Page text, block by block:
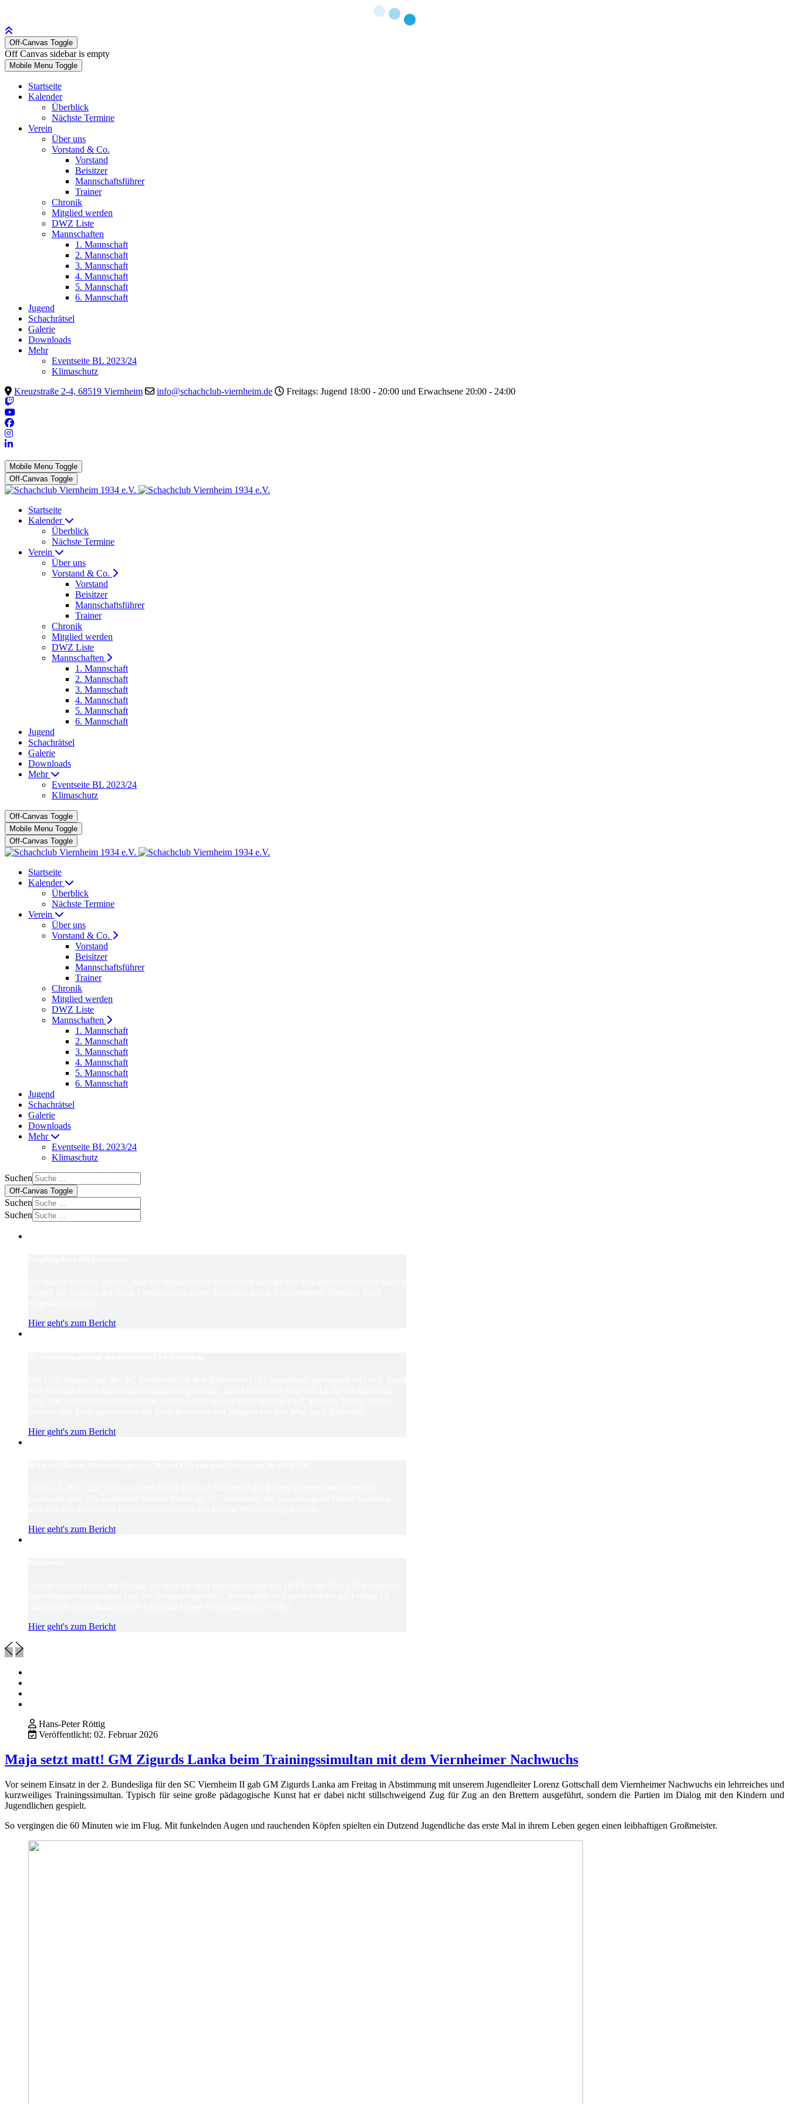
Off-Canvas Toggle
Off Canvas sidebar is empty
Mobile Menu Toggle
Startseite
Kalender
Überblick
Nächste Termine
Verein
Über uns
Vorstand & Co.
Vorstand
Beisitzer
Mannschaftsführer
Trainer
Chronik
Mitglied werden
DWZ Liste
Mannschaften
1. Mannschaft
2. Mannschaft
3. Mannschaft
4. Mannschaft
5. Mannschaft
6. Mannschaft
Jugend
Schachrätsel
Galerie
Downloads
Mehr
Eventseite BL 2023/24
Klimaschutz
Kreuzstraße 2-4, 68519 Viernheim
info@schachclub-viernheim.de Freitags: Jugend 18:00 - 20:00 und Erwachsene 20:00 - 24:00
Mobile Menu Toggle
Off-Canvas Toggle
Startseite
Kalender
Überblick
Nächste Termine
Verein
Über uns
Vorstand & Co.
Vorstand
Beisitzer
Mannschaftsführer
Trainer
Chronik
Mitglied werden
DWZ Liste
Mannschaften
1. Mannschaft
2. Mannschaft
3. Mannschaft
4. Mannschaft
5. Mannschaft
6. Mannschaft
Jugend
Schachrätsel
Galerie
Downloads
Mehr
Eventseite BL 2023/24
Klimaschutz
Off-Canvas Toggle
Mobile Menu Toggle
Off-Canvas Toggle
Startseite
Kalender
Überblick
Nächste Termine
Verein
Über uns
Vorstand & Co.
Vorstand
Beisitzer
Mannschaftsführer
Trainer
Chronik
Mitglied werden
DWZ Liste
Mannschaften
1. Mannschaft
2. Mannschaft
3. Mannschaft
4. Mannschaft
5. Mannschaft
6. Mannschaft
Jugend
Schachrätsel
Galerie
Downloads
Mehr
Eventseite BL 2023/24
Klimaschutz
Suchen
Off-Canvas Toggle
Suchen
Suchen
Hier geht's zum Bericht
Hier geht's zum Bericht
Hier geht's zum Bericht
Hier geht's zum Bericht
Hans-Peter Röttig
Veröffentlicht: 02. Februar 2026
Maja setzt matt! GM Zigurds Lanka beim Trainingssimultan mit dem Viernheimer Nachwuchs
Vor seinem Einsatz in der 2. Bundesliga für den SC Viernheim II gab GM Zigurds Lanka am Freitag in Abstimmung mit unserem Jugendleiter Lorenz Gottschall dem Viernheimer Nachwuchs ein lehrreiches und
kurzweiliges Trainingssimultan. Typisch für seine große pädagogische Kunst hat er dabei nicht stillschweigend Zug für Zug an den Brettern ausgeführt, sondern die Partien im Dialog mit den Kindern und
Jugendlichen gespielt.
So vergingen die 60 Minuten wie im Flug. Mit funkelnden Augen und rauchenden Köpfen spielten ein Dutzend Jugendliche das erste Mal in ihrem Leben gegen einen leibhaftigen Großmeister.